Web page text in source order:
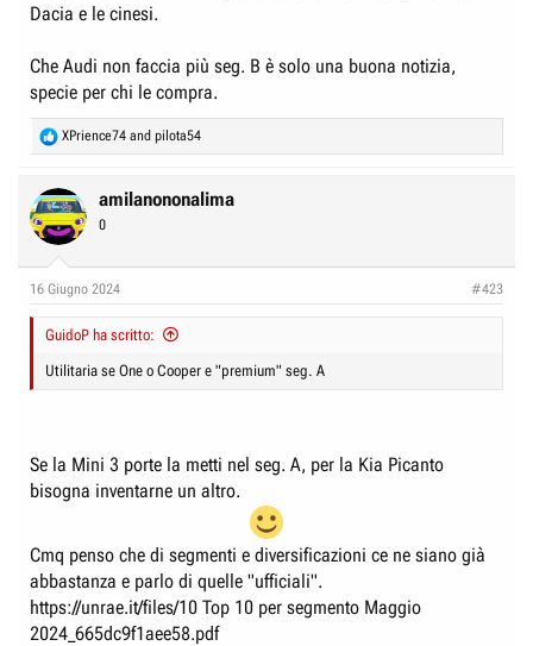
Dacia e le cinesi.
Che Audi non faccia più seg. B è solo una buona notizia,
specie per chi le compra.
R
e
c
t
i
s
XPrience74 and pilota54
amilanononalima
0
16 Giugno 2024 #423
GuidoP ha scritto:
Utilitaria se One o Cooper e "premium" seg. A
Se la Mini 3 porte la metti nel seg. A, per la Kia Picanto
bisogna inventarne un altro.
Cmq penso che di segmenti e diversificazioni ce ne siano già
abbastanza e parlo di quelle "ufficiali".
https://unrae.it/files/10 Top 10 per segmento Maggio
2024_665dc9f1aee58.pdf